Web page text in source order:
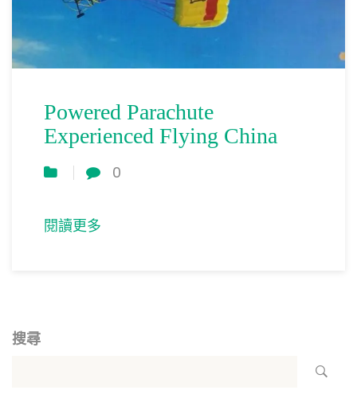
Powered Parachute
Experienced Flying China
0
閱讀更多
搜尋